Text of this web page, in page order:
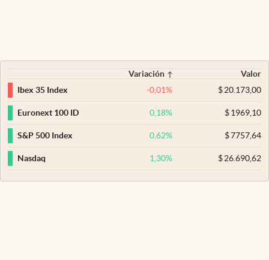
Variación
Valor
Ibex 35 Index
-0,01% $20.173,00
Euronext 100 ID 0,18% $1969,10
S&P 500 Index 0,62% $7757,64
Nasdaq 1,30% $26.690,62